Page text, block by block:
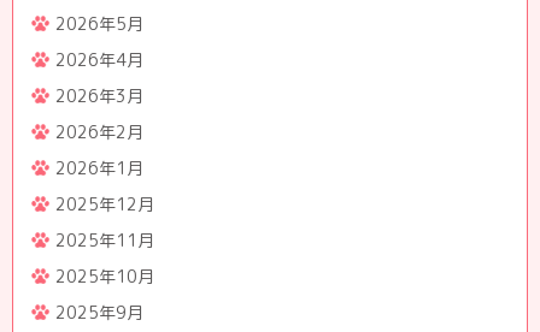
2026年5月
2026年4月
2026年3月
2026年2月
2026年1月
2025年12月
2025年11月
2025年10月
2025年9月